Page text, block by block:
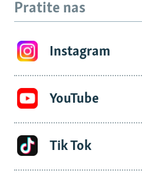
Pratite nas
Instagram
YouTube
Tik Tok